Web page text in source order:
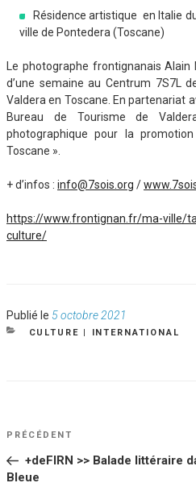
Résidence artistique en Italie
ville de Pontedera (Toscane)
Le photographe frontignanais
d’une semaine au Centrum 7S7L
Valdera en Toscane. En partenariat
Bureau de Tourisme de
photographique pour la
Toscane ».
+ d’infos : info@7sois.org /
https://www.frontignan.fr/ma-ville/
culture/
Publié le Publié
le
5 octobre 2021
CATÉGORIES
CULTURE | INTERNATIONAL
NAVIGATION
DE
L’ARTICLE
Article
PRÉCÉDENT
+deFIRN >> Balade littéraire
Bleue